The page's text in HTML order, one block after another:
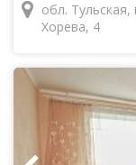
обл.
Хорева, 4